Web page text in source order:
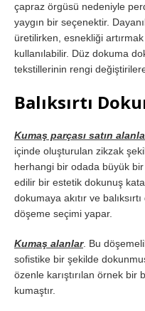
çapraz örgüsü nedeniyle
yaygın bir seçenektir.
üretilirken, esnekliği
kullanılabilir. Düz dokuma
tekstillerinin rengi
Balıksırtı
Kumaş parçası satın
içinde oluşturulan zikzak
herhangi bir odada büyük
edilir bir estetik dokunuş
dokumaya akıtır ve
döşeme seçimi yapar.
Kumaş alanlar. Bu
sofistike bir şekilde
özenle karıştırılan örnek bir
kumaştır.